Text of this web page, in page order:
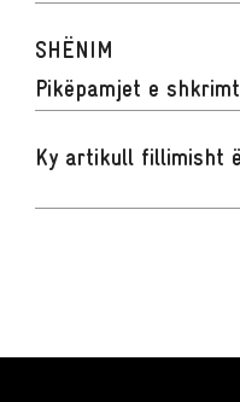
SHËNIM
Pikëpamjet e
Ky artikull fillimisht